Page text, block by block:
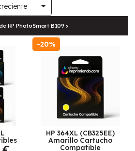
HP PhotoSmart B109 >
-20%
HP 364XL (CB325EE)
Amarillo Cartucho
Compatible